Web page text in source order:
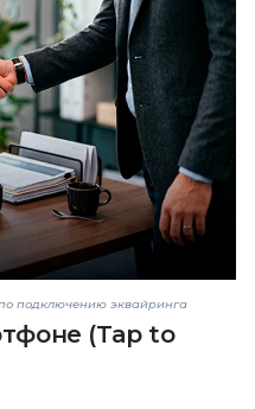
подключению эквайринга
(Tap to